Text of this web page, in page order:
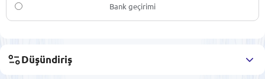
Bank geçirimi
Düşündiriş